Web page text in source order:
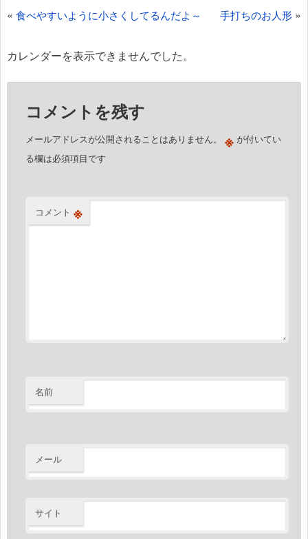
投
ナ
手打ちのお人形 »
« 食べやすいように小さくしてるんだよ～
カレンダーを表示できませんでした。
コメントを残す
メールアドレスが公開されることはありません。 ※が付いてい
る欄は必須項目です
コメント ※
名前
メール
サイト